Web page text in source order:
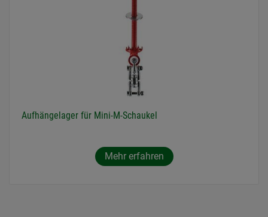
Aufhängelager für Mini-M-Schaukel
Mehr erfahren